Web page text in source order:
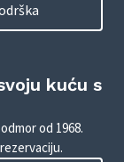
kuću s
od 1968.